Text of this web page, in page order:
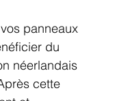
panneaux
du
néerlandais
cette